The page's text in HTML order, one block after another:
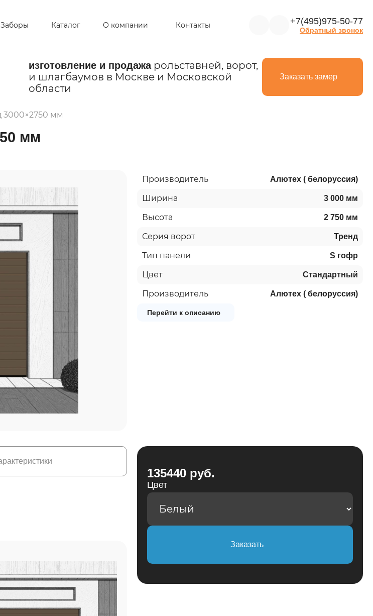
Заборы Каталог О компании Контакты +7(495)975-50-77
Обратный звонок
изготовление и продажарольставней, ворот,
и шлагбаумов в Москве и Московской
области
Заказать замер
3000×2750 мм
мм
Производитель Алютех ( белоруссия)
Ширина 3 000 мм
Высота 2 750 мм
Серия ворот Тренд
Тип панели S гофр
Цвет Стандартный
Производитель Алютех ( белоруссия)
Перейти к описанию
135440 руб.
Цвет
Заказать